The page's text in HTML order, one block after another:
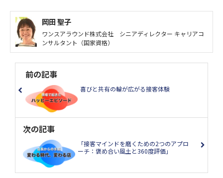
岡田 聖子
ワンスアラウンド株式会社 シニアディレクター キャリアコ
ンサルタント（国家資格）
前の記事
喜びと共有の輪が広がる接客体験
次の記事
「接客マインドを磨くための2つのアプロ
ーチ：褒め合い風土と360度評価」